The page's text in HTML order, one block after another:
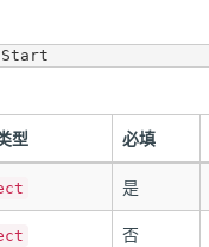
型 必填
是
否